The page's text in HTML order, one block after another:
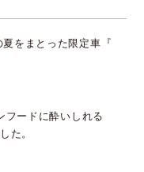
をまとった限定車『
フードに酔いしれる
た。